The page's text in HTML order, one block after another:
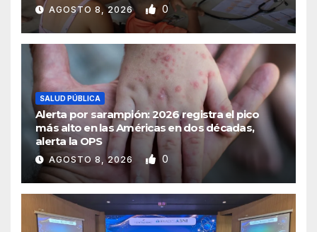
AGOSTO 8, 2026 0
SALUD PÚBLICA
Alerta por sarampión: 2026 registra el pico
más alto en las Américas en dos décadas,
alerta la OPS
AGOSTO 8, 2026 0